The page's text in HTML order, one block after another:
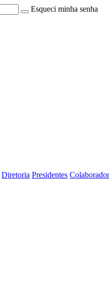
Esqueci minha senha
Diretoria Presidentes